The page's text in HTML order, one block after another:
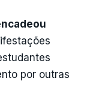
por outras